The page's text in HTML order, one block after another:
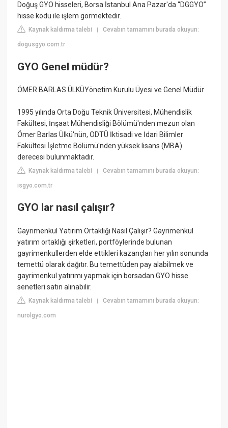
Doğuş GYO hisseleri, Borsa İstanbul Ana Pazar'da “DGGYO”
hisse kodu ile işlem görmektedir.
Kaynak kaldırma talebi |Cevabın tamamını burada okuyun:
dogusgyo.com.tr
GYO Genel müdür?
ÖMER BARLAS ÜLKÜYönetim Kurulu Üyesi ve Genel Müdür
1995 yılında Orta Doğu Teknik Üniversitesi, Mühendislik
Fakültesi, İnşaat Mühendisliği Bölümü'nden mezun olan
Ömer Barlas Ülkü'nün, ODTÜ İktisadi ve İdari Bilimler
Fakültesi İşletme Bölümü'nden yüksek lisans (MBA)
derecesi bulunmaktadır.
Kaynak kaldırma talebi |Cevabın tamamını burada okuyun:
isgyo.com.tr
GYO lar nasıl çalışır?
Gayrimenkul Yatırım Ortaklığı Nasıl Çalışır? Gayrimenkul
yatırım ortaklığı şirketleri, portföylerinde bulunan
gayrimenkullerden elde ettikleri kazançları her yılın sonunda
temettü olarak dağıtır. Bu temettüden pay alabilmek ve
gayrimenkul yatırımı yapmak için borsadan GYO hisse
senetleri satın alınabilir.
Kaynak kaldırma talebi |Cevabın tamamını burada okuyun:
nurolgyo.com